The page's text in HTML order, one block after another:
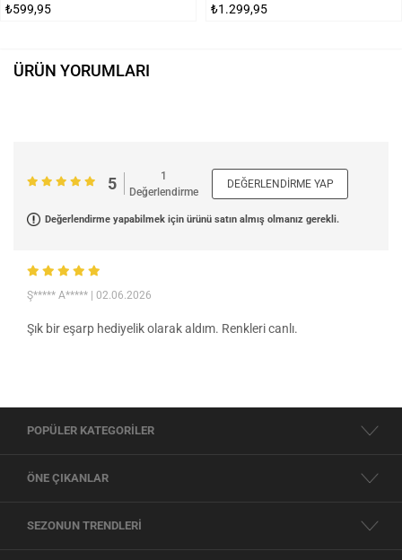
₺599,95 ₺1.299,95
ÜRÜN YORUMLARI
5
1
Değerlendirme
DEĞERLENDIRME YAP
Değerlendirme yapabilmek için ürünü satın almış olmanız gerekli.
Ş***** A***** | 02.06.2026
Şık bir eşarp hediyelik olarak aldım. Renkleri canlı.
POPÜLER KATEGORİLER
ÖNE ÇIKANLAR
SEZONUN TRENDLERİ